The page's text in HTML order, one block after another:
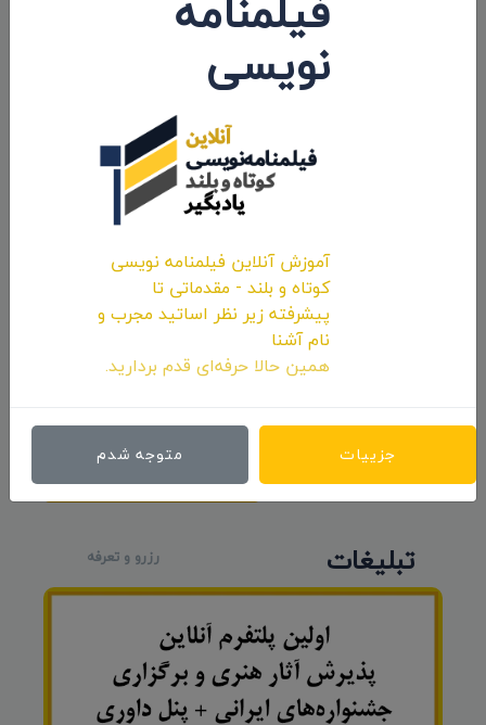
اولین کامنت و یا نظر را شما ثبت کنید.
تبلیغات رزرو و تعرفه
نویسی
آموزش آنلاین فیلمنامه نویسی
کوتاه و بلند - مقدماتی تا
پیشرفته زیر نظر اساتید مجرب و
نام آشنا
همین حالا حرفه‌ای قدم بردارید.
جزییات متوجه شدم